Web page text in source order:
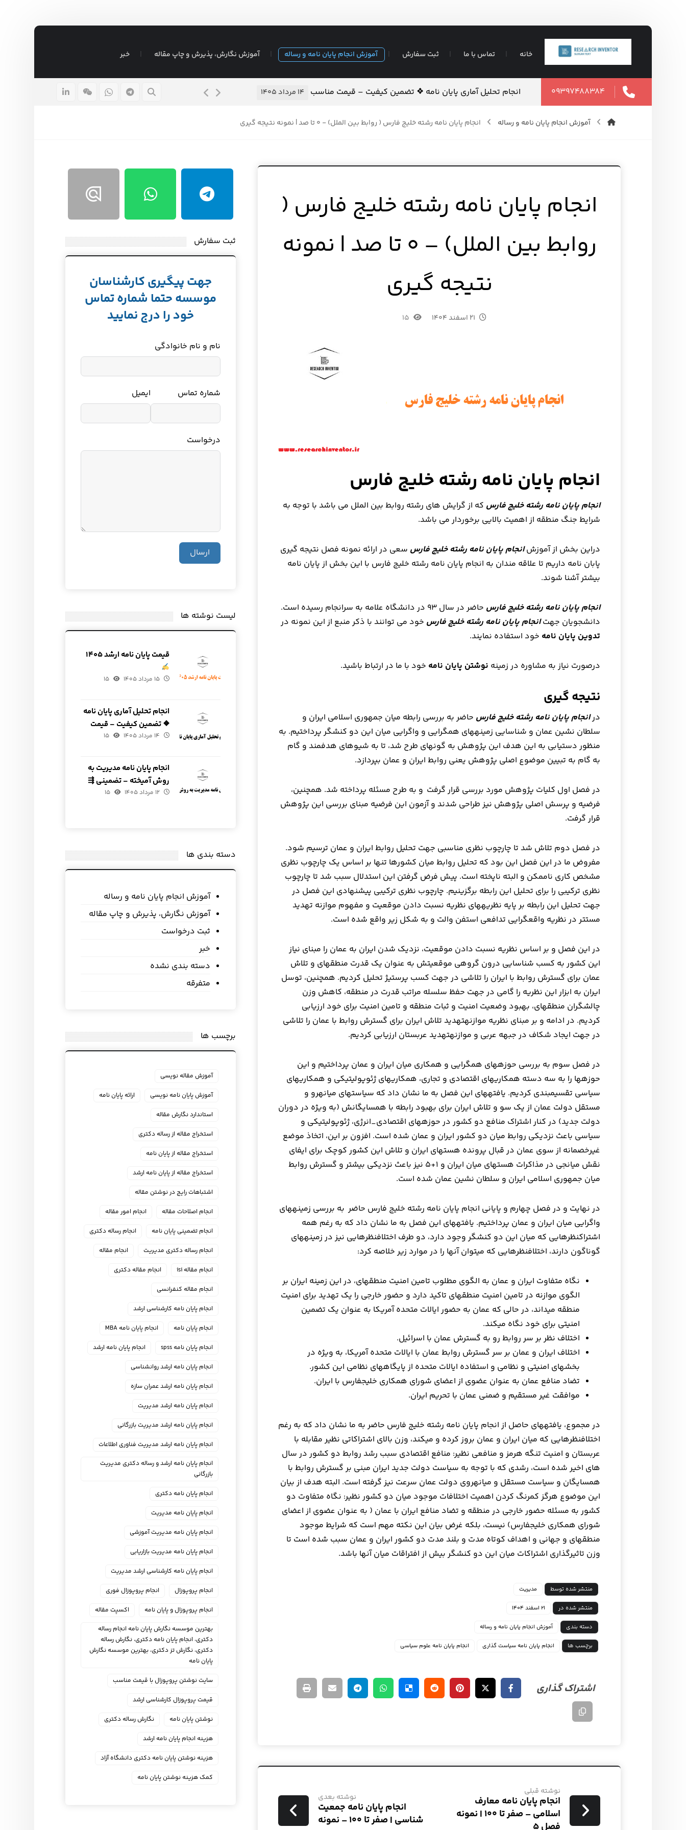
خانه تماس با ما ثبت سفارش آموزش انجام پایان نامه و رساله آموزش نگارش، پذیرش و چاپ مقاله خبر
۰۹۳۹۷۴۸۸۳۸۴ قیمت پایان نامه ارشد ۱۴۰۵ ۱۵ مرداد ۱۴۰۵ انجام تحلیل آماری پایان نامه ❖ تضمین کیفیت – قیمت مناسب ۱۴ مرداد ۱۴۰۵ ⇶ فوری ۱۲ مرداد ۱۴۰۵
آموزش انجام پایان نامه و رساله انجام پایان نامه رشته خلیج فارس ( روابط بین الملل) - ۰ تا صد | نمونه نتیجه گیری
انجام پایان نامه رشته خلیج فارس (
روابط بین الملل) – ۰ تا صد | نمونه
نتیجه گیری
۲۱ اسفند ۱۴۰۴ ۱۵
انجام پایان نامه رشته خلیج فارس
انجام پایان نامه رشته خلیج فارس که از گرایش های رشته روابط بین الملل می باشد با توجه به
شرایط جنگ منطقه از اهمیت بالایی برخوردار می باشد.
دراین بخش از آموزشانجام پایان نامه رشته خلیج فارس سعی در ارائه نمونه فصل نتیجه گیری
پابان نامه داریم تا علاقه مندان به انجام پایان نامه رشته خلیج فارس با این بخش از پایان نامه
بیشتر آشنا شوند.
انجام پایان نامه رشته خلیج فارس
حاضر در سال ۹۳ در دانشگاه علامه به سرانجام رسیده است.
دانشجویان جهتانجام پایان نامه رشته خلیج فارس خود می توانند با ذکر منبع از این نمونه در
تدوین پایان نامه خود استفاده نمایند.
درصورت نیاز به مشاوره در زمینه نوشتن پایان نامه خود با ما در ارتباط باشید.
نتیجهگیری
درانجام پایان نامه رشته خلیج فارس حاضر به بررسی رابطه میان جمهوری اسلامی ایران و
سلطان نشین عمان و شناسایی زمینه‎های همگرایی و واگرایی میان این دو کنش‎گر پرداختیم. به
منظور دست‎یابی به این هدف این پژوهش به گونه‎ای طرح شد، تا به شیوه‎ای هدفمند و گام
به گام به تبیین موضوع اصلی پژوهش یعنی روابط ایران و عمان بپردازد.
در فصل اول کلیات پژوهش مورد بررسی قرار گرفت و به طرح مسئله پرداخته شد. همچنین،
فرضیه و پرسش اصلی پژوهش نیز طراحی شدند و آزمون این فرضیه مبنای بررسی این پژوهش
قرار گرفت.
در فصل دوم تلاش شد تا چارچوب نظری مناسبی جهت تحلیل روابط ایران و عمان ترسیم شود.
مفروض ما در این فصل این بود که تحلیل روابط میان کشورها تنها بر اساس یک چارچوب نظری
مشخص کاری ناممکن و البته ناپخته است. پیش فرض گرفتن این استدلال سبب شد تا چارچوب
نظری ترکیبی را برای تحلیل این رابطه برگزینیم. چارچوب نظری ترکیبی پیشنهادی این فصل در
جهت تحلیل این رابطه بر پایه نظریه‎های نظریه نسبت دادن موقعیت و مفهوم موازنه تهدید
مستتر در نظریه واقع‎گرایی‎ تدافعی استفن والت و به شکل زیر واقع شده است.
در این فصل و بر اساس نظریه نسبت دادن موقعیت، نزدیک شدن ایران به عمان را مبنای نیاز
این کشور به کسب شناسایی درون گروهی موقعیتش به عنوان یک قدرت منطقه‎ای و تلاش
عمان برای گسترش روابط با ایران را تلاشی در جهت کسب پرستیژ تحلیل کردیم. همچنین، توسل
ایران به ابزار این نظریه را گامی در جهت حفظ سلسله مراتب قدرت در منطقه، کاهش وزن
چالش‎گران منطقه‎ای، بهبود وضعیت امنیت و ثبات منطقه و تامین امنیت برای خود ارزیابی
کردیم. در ادامه و بر مبنای نظریه موازنه‎تهدید تلاش ایران برای گسترش روابط با عمان را تلاشی
در جهت ایجاد شکاف در جبهه عربی و موازنه‎تهدید عربستان ارزیابی کردیم.
در فصل سوم به بررسی حوزه‎های همگرایی و همکاری میان ایران و عمان پرداختیم و این
حوزه‎ها را به سه دسته همکاری‎های اقتصادی و تجاری، همکاری‎های ژئوپولیتیکی و همکاری‎های
سیاسی تقسیم‎بندی کردیم. یافته‎های این فصل به ما نشان داد که سیاست‎های میانه‎رو و
مستقل دولت عمان از یک سو و تلاش ایران برای بهبود رابطه با همسایگانش (به ویژه در دوران
دولت جدید) در کنار اشتراک منافع دو کشور در حوزه‎های اقتصادی_انرژی، ژئوپولیتیکی و
سیاسی باعث نزدیکی روابط میان دو کشور ایران و عمان شده است. افزون بر این، اتخاذ موضع
غیرخصمانه از سوی عمان در قبال پرونده هسته‎ای ایران و تلاش این کشور کوچک برای ایفای
نقش میانجی در مذاکرات هسته‎ای میان ایران و ۱+۵ نیز باعث نزدیکی بیش‎تر و گسترش روابط
میان جمهوری اسلامی ایران و سلطان نشین عمان شده است.
در نهایت و در فصل چهارم و پایانی انجام پایان نامه رشته خلیج فارس حاضر به بررسی زمینه‎های
واگرایی میان ایران و عمان پرداختیم. یافته‎های این فصل به ما نشان داد که به رغم همه
اشتراک‎نظرهایی که میان این دو کنش‎گر وجود دارد، دو طرف اختلاف‎نظرهایی نیز در زمینه‎های
گوناگون دارند، اختلاف‎نظرهایی که می‎توان آن‎ها را در موارد زیر خلاصه کرد:
نگاه متفاوت ایران و عمان به الگوی مطلوب تامین امنیت منطقه‎ای، در این زمینه ایران بر
الگوی موازنه در تامین امنیت منطقه‎ای تاکید دارد و حضور خارجی را یک تهدید برای امنیت
منطقه می‎داند، در حالی که عمان به حضور ایالات متحده آمریکا به عنوان یک تضمین
امنیتی برای خود نگاه می‎کند.
اختلاف نظر بر سر روابط رو به گسترش عمان با اسرائیل.
اختلاف ایران و عمان بر سر گسترش روابط عمان با ایالات متحده آمریکا، به ویژه در
بخش‎های امنیتی و نظامی و استفاده ایالات متحده از پایگاه‎های نظامی این کشور.
تضاد منافع عمان به عنوان عضوی از اعضای شورای همکاری خلیج‎فارس با ایران.
موافقت غیر مستقیم و ضمنی عمان با تحریم ایران.
در مجموع، یافته‎های حاصل از انجام پایان نامه رشته خلیج فارس حاضر به ما نشان داد که به رغم
اختلاف‎نظرهایی که میان ایران و عمان بروز کرده و می‎کند، وزن بالای اشتراکاتی نظیر مقابله با
عربستان و امنیت تنگه هرمز و منافعی نظیر: منافع اقتصادی سبب رشد روابط دو کشور در سال
های اخیر شده است، رشدی که با توجه به سیاست دولت جدید ایران مبنی بر گسترش روابط با
همسایگان و سیاست مستقل و میانه‎روی دولت عمان سرعت نیز گرفته است. البته هدف از بیان
این موضوع هرگز کم‎رنگ کردن اهمیت اختلافات موجود میان دو کشور نظیر: نگاه متفاوت دو
کشور به مسئله حضور خارجی در منطقه و تضاد منافع ایران با عمان ( به عنوان عضوی از اعضای
شورای همکاری خلیج‎فارس) نیست، بلکه غرض بیان این نکته مهم است که شرایط موجود
منطقه‎ای و جهانی و اهداف کوتاه مدت و بلند مدت دو کشور ایران و عمان سبب شده است تا
وزن تاثیرگذاری اشتراکات میان این دو کنش‎گر بیش از افتراقات میان آن‎ها باشد.
منتشر شده توسط مدیریت
منتشر شده در ۲۱ اسفند ۱۴۰۴
دسته بندی آموزش انجام پایان نامه و رساله
برچسب ها انجام پایان نامه سیاست گذاری انجام پایان نامه علوم سیاسی
نوشته قبلی
انجام پایان نامه معارف
اسلامی – صفر تا ۱۰۰ | نمونه
فصل ۵
نوشته بعدی
انجام پایان نامه جمعیت
شناسی | صفر تا ۱۰۰ – نمونه
ثبت سفارش
جهت پیگیری کارشناسان
موسسه حتما شماره تماس
خود را درج نمایید
نام و نام خانوادگی
شماره تماس ایمیل
درخواست
ارسال
لیست نوشته ها
قیمت پایان نامه ارشد ۱۴۰۵
۱۵ مرداد ۱۴۰۵ ۱۵
انجام تحلیل آماری پایان نامه
❖ تضمین کیفیت – قیمت
مناسب
۱۴ مرداد ۱۴۰۵ ۱۵
انجام پایان نامه مدیریت به
روش آمیخته – تضمینی ⇶
فوری
۱۲ مرداد ۱۴۰۵ ۱۵
دسته بندی ها
آموزش انجام پایان نامه و رساله
آموزش نگارش، پذیرش و چاپ مقاله
ثبت درخواست
خبر
دسته بندی نشده
متفرقه
برچسب ها
آموزش مقاله نویسی
آموزش پایان نامه نویسی
ارائه پایان نامه
استاندارد نگارش مقاله
استخراج مقاله از رساله دکتری
استخراج مقاله از پایان نامه
استخراج مقاله از پایان نامه ارشد
اشتباهات رایج در نوشتن مقاله
انجام اصلاحات مقاله
انجام امور مقاله
انجام تضمینی پایان نامه
انجام رساله دکتری
انجام رساله دکتری مدیریت
انجام مقاله
انجام مقاله isi
انجام مقاله دکتری
انجام مقاله کنفرانسی
انجام پايان نامه كارشناسي ارشد
انجام پایان نامه
انجام پایان نامه MBA
انجام پایان نامه spss
انجام پایان نامه ارشد
انجام پایان نامه ارشد روانشناسی
انجام پایان نامه ارشد عمران سازه
انجام پایان نامه ارشد مدیریت
انجام پایان نامه ارشد مدیریت بازرگانی
انجام پایان نامه ارشد مدیریت فناوری اطلاعات
انجام پایان نامه ارشد و رساله دکتری مدیریت
بازرگانی
انجام پایان نامه دکتری
انجام پایان نامه مدیریت
انجام پایان نامه مدیریت آموزشی
انجام پایان نامه مدیریت بازاریابی
انجام پایان نامه کارشناسی ارشد مدیریت
انجام پروپوزال
انجام پروپوزال فوری
انجام پروپوزال و پایان نامه
اکسپت مقاله
بهترین موسسه نگارش پایان نامه انجام رساله
دکتری، انجام پایان نامه دکتری، نگارش رساله
دکتری، نگارش تز دکتری، بهترین موسسه نگارش
پایان نامه
سایت نوشتن پروپوزال با قیمت مناسب
قیمت پروپوزال کارشناسی ارشد
نوشتن پایان نامه
نگارش رساله دکتری
هزینه انجام پایان نامه ارشد
هزینه نوشتن پایان نامه دکتری دانشگاه آزاد
کمک هزینه نوشتن پایان نامه